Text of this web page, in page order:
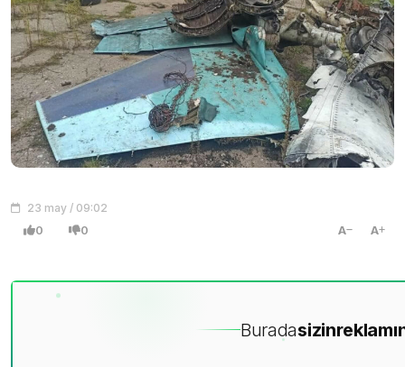
23 may / 09:02
0 0 A A
Buradasizin